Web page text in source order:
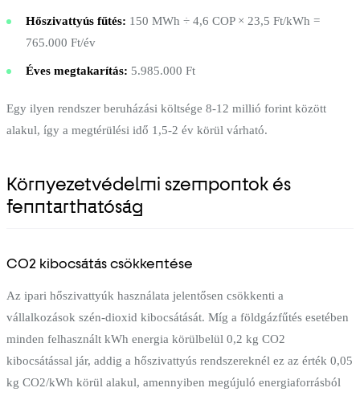
Hőszivattyús fűtés: 150 MWh ÷ 4,6 COP × 23,5 Ft/kWh =
765.000 Ft/év
Éves megtakarítás: 5.985.000 Ft
Egy ilyen rendszer beruházási költsége 8-12 millió forint között
alakul, így a megtérülési idő 1,5-2 év körül várható.
Környezetvédelmi szempontok és
fenntarthatóság
CO2 kibocsátás csökkentése
Az ipari hőszivattyúk használata jelentősen csökkenti a
vállalkozások szén-dioxid kibocsátását. Míg a földgázfűtés esetében
minden felhasznált kWh energia körülbelül 0,2 kg CO2
kibocsátással jár, addig a hőszivattyús rendszereknél ez az érték 0,05
kg CO2/kWh körül alakul, amennyiben megújuló energiaforrásból